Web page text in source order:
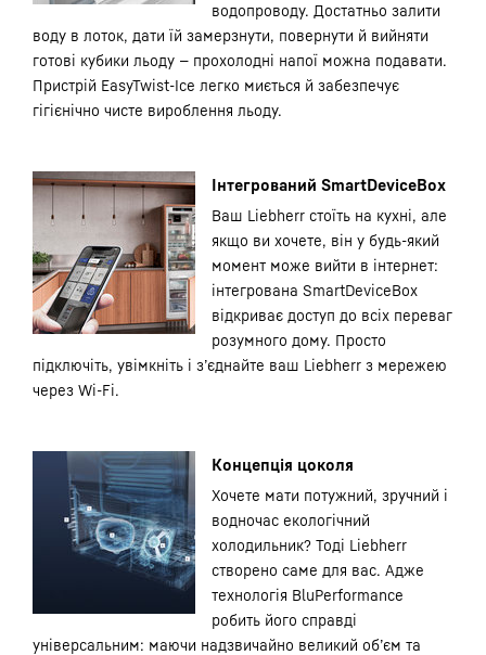
водопроводу. Достатньо залити
воду в лоток, дати їй замерзнути, повернути й вийняти
готові кубики льоду — прохолодні напої можна подавати.
Пристрій EasyTwist-Ice легко миється й забезпечує
гігієнічно чисте вироблення льоду.
Інтегрований SmartDeviceBox
Ваш Liebherr стоїть на кухні, але
якщо ви хочете, він у будь-який
момент може вийти в інтернет:
інтегрована SmartDeviceBox
відкриває доступ до всіх переваг
розумного дому. Просто
підключіть, увімкніть і з’єднайте ваш Liebherr з мережею
через Wi-Fi.
Концепція цоколя
Хочете мати потужний, зручний і
водночас екологічний
холодильник? Тоді Liebherr
створено саме для вас. Адже
технологія BluPerformance
робить його справді
універсальним: маючи надзвичайно великий об’єм та